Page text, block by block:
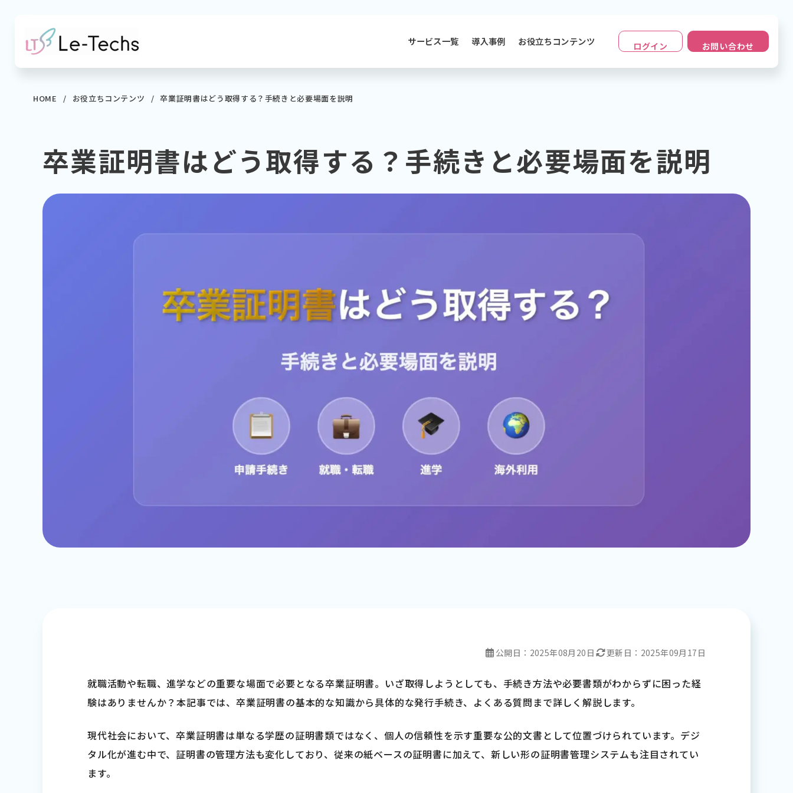
サービス一覧 導入事例 お役立ちコンテンツ ログイン お問い合わせ
HOME お役立ちコンテンツ 卒業証明書はどう取得する？手続きと必要場面を説明
卒業証明書はどう取得する？手続きと必要場面を説明
公開日： 2025年08月20日 更新日： 2025年09月17日
就職活動や転職、進学などの重要な場面で必要となる卒業証明書。いざ取得しようとしても、手続き方法や必要書類がわからずに困った経
験はありませんか？本記事では、卒業証明書の基本的な知識から具体的な発行手続き、よくある質問まで詳しく解説します。
現代社会において、卒業証明書は単なる学歴の証明書類ではなく、個人の信頼性を示す重要な公的文書として位置づけられています。デジ
タル化が進む中で、証明書の管理方法も変化しており、従来の紙ベースの証明書に加えて、新しい形の証明書管理システムも注目されてい
ます。